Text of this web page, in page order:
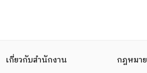
เกี่ยวกับสำนักงาน กฎหมาย